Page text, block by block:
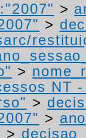
>
>
>
NT
>
>
>